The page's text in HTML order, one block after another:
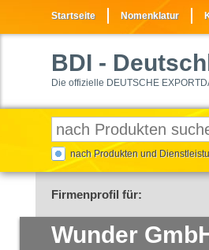
Startseite Nomenklatur
BDI -
Die offizielle DEUTSCHE
nach Produkten und
Firmenprofil für:
Wunder